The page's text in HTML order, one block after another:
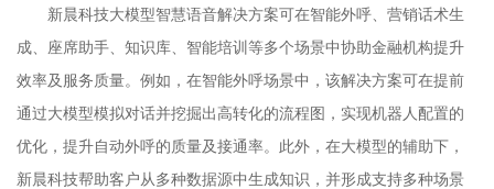
新晨科技大模型智慧语音解决方案可在智能外呼、营销话术生
成、座席助手、知识库、智能培训等多个场景中协助金融机构提升
效率及服务质量。例如，在智能外呼场景中，该解决方案可在提前
通过大模型模拟对话并挖掘出高转化的流程图，实现机器人配置的
优化，提升自动外呼的质量及接通率。此外，在大模型的辅助下，
新晨科技帮助客户从多种数据源中生成知识，并形成支持多种场景